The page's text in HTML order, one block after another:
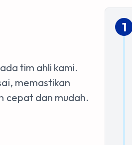
tim ahli kami.
memastikan
cepat dan mudah.
1